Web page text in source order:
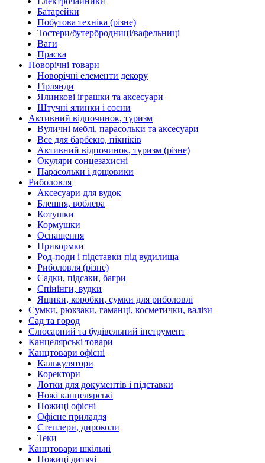
Батарейки
Побутова техніка (різне)
Тостери/бутербродниці/вафельниці
Ваги
Праска
Новорічні товари
Новорічні елементи декору
Гірлянди
Ялинкові іграшки та аксесуари
Штучні ялинки і сосни
Активний відпочинок, туризм
Вуличні меблі, парасольки та аксесуари
Все для барбекю, пікніків
Активний відпочинок, туризм (різне)
Окуляри сонцезахисні
Парасольки і дощовики
Риболовля
Аксесуари для вудок
Блешня, воблера
Котушки
Кормушки
Оснащення
Прикормки
Род-поди і підставки під вудилища
Риболовля (різне)
Садки, підсаки, багри
Спінінги, вудки
Ящики, коробки, сумки для риболовлі
Сумки, рюкзаки, гаманці, косметички, валізи
Сад та город
Слюсарний та будівельний інструмент
Канцелярські товари
Канцтовари офісні
Калькулятори
Коректори
Лотки для документів і підставки
Ножі канцелярські
Ножиці офісні
Офісне приладдя
Степлери, дироколи
Теки
Канцтовари шкільні
Ножиці дитячі